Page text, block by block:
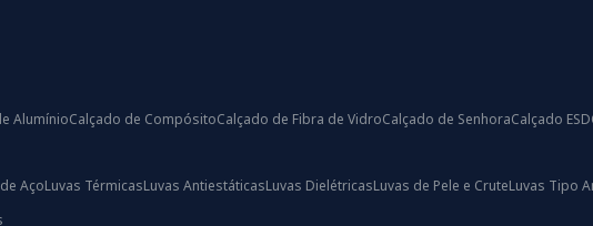
AlumínioCalçado de CompósitoCalçado de Fibra de VidroCalçado de SenhoraCalçado ESD
AçoLuvas TérmicasLuvas AntiestáticasLuvas DielétricasLuvas de Pele e CruteLuvas Tipo